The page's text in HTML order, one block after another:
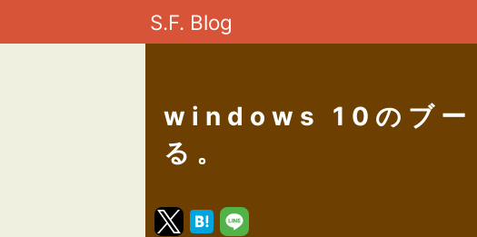
S.F. Blog
windows 10のブー
る。